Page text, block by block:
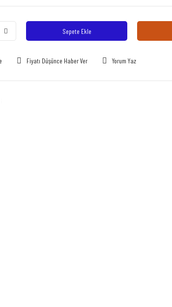
Sepete Ekle
Fiyatı Düşünce Haber Ver Yorum Yaz